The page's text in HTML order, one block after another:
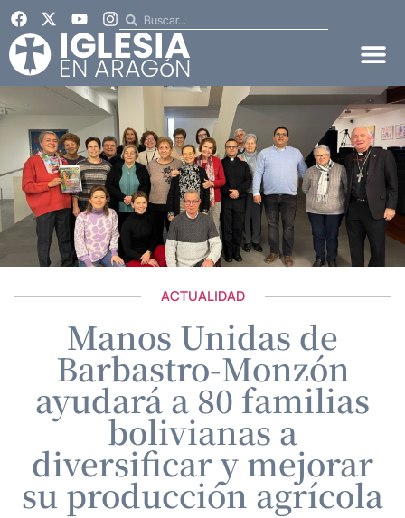
ACTUALIDAD
Manos Unidas de
Barbastro-Monzón
ayudará a 80 familias
bolivianas a
diversificar y mejorar
su producción agrícola